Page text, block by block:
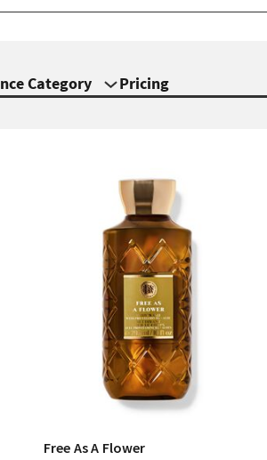
Category Pricing
Free As A Flower